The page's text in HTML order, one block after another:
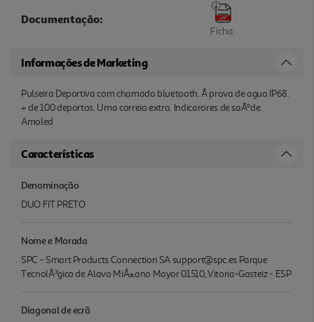
Documentação:
Ficha
Informações de Marketing
Pulseira Deportiva com chamada bluetooth. Ã prova de agua IP68.
+ de 100 deportos. Uma correia extra. Indicarores de saÃºde.
Amoled
Características
Denominação
DUO FIT PRETO
Nome e Morada
SPC - Smart Products Connection SA support@spc.es Parque
TecnolÃ³gico de Alava MiÃ±ano Mayor 01510, Vitoria-Gasteiz - ESP
Diagonal de ecrã